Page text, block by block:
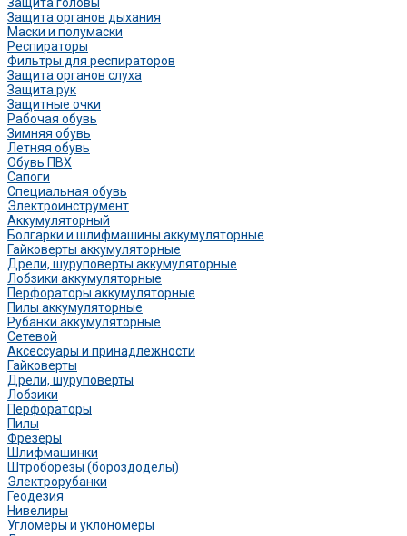
Защита органов дыхания
Маски и полумаски
Респираторы
Фильтры для респираторов
Защита органов слуха
Защита рук
Защитные очки
Рабочая обувь
Зимняя обувь
Летняя обувь
Обувь ПВХ
Сапоги
Специальная обувь
Электроинструмент
Аккумуляторный
Болгарки и шлифмашины аккумуляторные
Гайковерты аккумуляторные
Дрели, шуруповерты аккумуляторные
Лобзики аккумуляторные
Перфораторы аккумуляторные
Пилы аккумуляторные
Рубанки аккумуляторные
Сетевой
Аксессуары и принадлежности
Гайковерты
Дрели, шуруповерты
Лобзики
Перфораторы
Пилы
Фрезеры
Шлифмашинки
Штроборезы (бороздоделы)
Электрорубанки
Геодезия
Нивелиры
Угломеры и уклономеры